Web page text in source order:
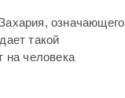
означающего
такой
на человека